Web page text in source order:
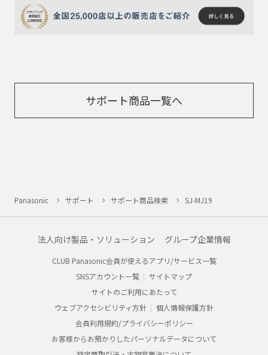
サポート商品一覧へ
Panasonic サポート サポート商品検索 SJ-MJ19
法人向け製品・ソリューション グループ企業情報
CLUB Panasonic会員が使えるアプリ/サービス一覧
SNSアカウント一覧
サイトマップ
サイトのご利用にあたって
ウェブアクセシビリティ方針
個人情報保護方針
会員利用規約/プライバシーポリシー
お客様からお預かりしたパーソナルデータについて